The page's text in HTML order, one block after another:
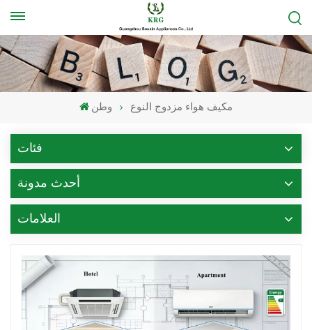
وطن مكيف هواء مزدوج النوع
فئات
أحدث مدونة
العلامات